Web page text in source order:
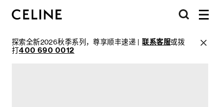
探索全新2026秋季系列，尊享顺丰速递 |联系客服或拨
打400 690 0012